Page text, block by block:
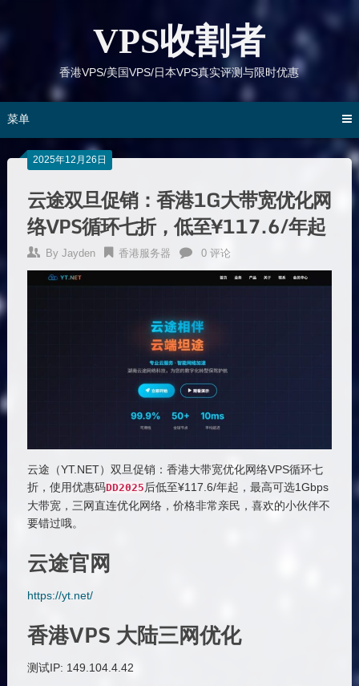
VPS收割者
香港VPS/美国VPS/日本VPS真实评测与限时优惠
菜单
2025年12月26日
云途双旦促销：香港1G大带宽优化网
络VPS循环七折，低至¥117.6/年起
By Jayden 香港服务器 0 评论
云途（YT.NET）双旦促销：香港大带宽优化网络VPS循环七
折，使用优惠码DD2025后低至¥117.6/年起，最高可选1Gbps
大带宽，三网直连优化网络，价格非常亲民，喜欢的小伙伴不
要错过哦。
云途官网
https://yt.net/
香港VPS 大陆三网优化
测试IP: 149.104.4.42